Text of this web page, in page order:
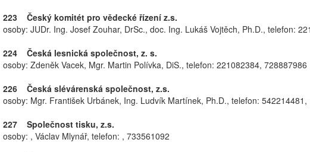
223 Český komitét pro vědecké řízení z.s.
osoby: JUDr. Ing. Josef Zouhar, DrSc., doc. Ing. Lukáš Vojtěch, Ph.D., telefon:
224 Česká lesnická společnost, z. s.
osoby: Zdeněk Vacek, Mgr. Martin Polívka, DiS., telefon: 221082384, 728887986
226 Česká slévárenská společnost, z.s.
osoby: Mgr. František Urbánek, Ing. Ludvík Martínek, Ph.D., telefon: 542214481,
227 Společnost tisku, z.s.
osoby: , Václav Mlynář, telefon: , 733561092